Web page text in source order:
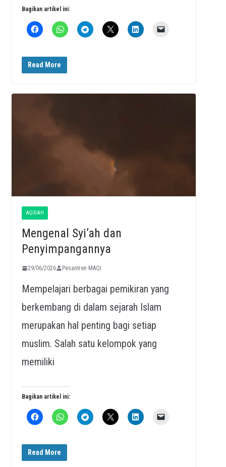
Bagikan artikel ini:
Read More
AQIDAH
Mengenal Syi’ah dan
Penyimpangannya
29/06/2026 Pesantren MAQI
Mempelajari berbagai pemikiran yang
berkembang di dalam sejarah Islam
merupakan hal penting bagi setiap
muslim. Salah satu kelompok yang
memiliki
Bagikan artikel ini:
Read More